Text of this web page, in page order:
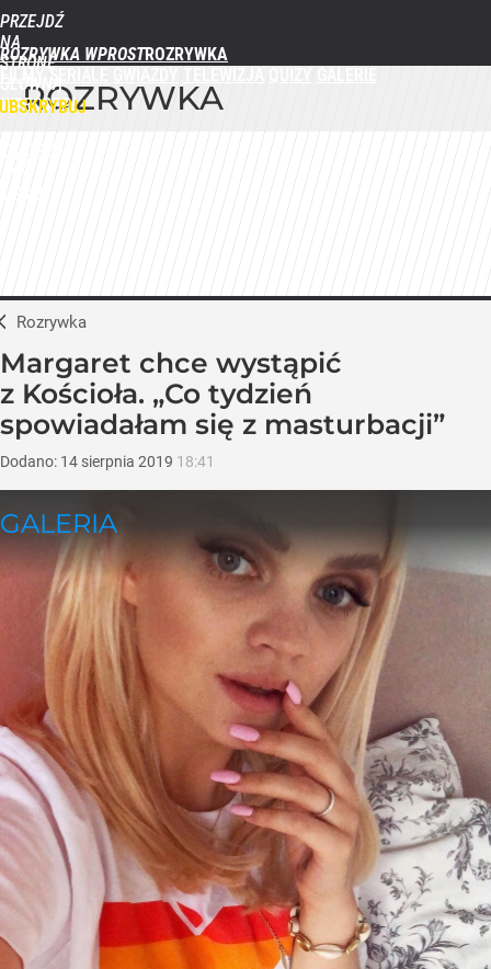
PRZEJDŹ
NA
STRONĘ
GŁÓWNĄ
WPROST.PL
ROZRYWKA WPROST
ROZRYWKA
Rozrywka
Margaret chce wystąpić
z Kościoła. „Co tydzień
spowiadałam się z masturbacji”
Dodano: 14 sierpnia 2019 18:41